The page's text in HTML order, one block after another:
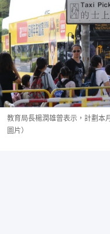
教育局長楊潤雄曾表示，計劃本
圖片）